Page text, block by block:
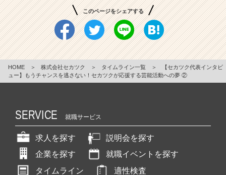
このページをシェアする
HOME ＞ 株式会社セカツク ＞ タイムライン一覧 ＞
【セカツク代表インタビ
ュー】もうチャンスを逃さない！セカツクが応援する芸能活動への夢 ②
SERVICE 就職サービス
求人を探す
説明会を探す
企業を探す
就職イベントを探す
タイムライン
適性検査